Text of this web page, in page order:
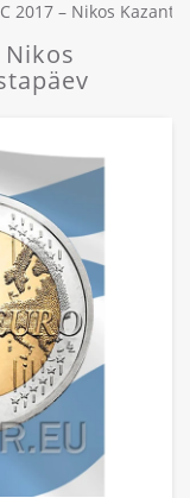
2017 – Nikos
Nikos